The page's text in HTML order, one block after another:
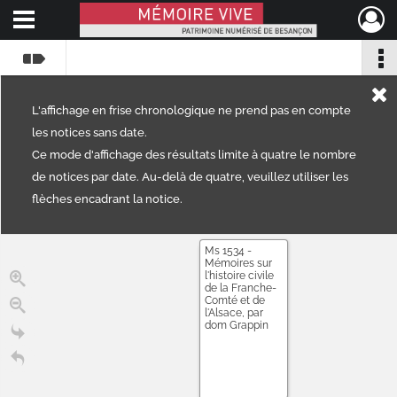
Mémoire Vive patrimoine numérisé de Besançon
Ouvrir le menu déroulant
L'affichage en frise chronologique ne prend pas en compte
les notices sans date.
Ce mode d'affichage des résultats limite à quatre le nombre
de notices par date. Au-delà de quatre, veuillez utiliser les
flèches encadrant la notice.
Ms 1534 -
Mémoires sur
l'histoire civile
de la Franche-
Comté et de
l'Alsace, par
dom Grappin